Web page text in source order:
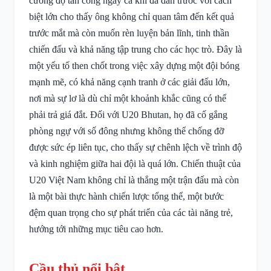
biệt lớn cho thấy ông không chỉ quan tâm đến kết quả
trước mắt mà còn muốn rèn luyện bản lĩnh, tinh thần
chiến đấu và khả năng tập trung cho các học trò. Đây là
một yếu tố then chốt trong việc xây dựng một đội bóng
mạnh mẽ, có khả năng cạnh tranh ở các giải đấu lớn,
nơi mà sự lơ là dù chỉ một khoảnh khắc cũng có thể
phải trả giá đắt. Đối với U20 Bhutan, họ đã cố gắng
phòng ngự với số đông nhưng không thể chống đỡ
được sức ép liên tục, cho thấy sự chênh lệch về trình độ
và kinh nghiệm giữa hai đội là quá lớn. Chiến thuật của
U20 Việt Nam không chỉ là thắng một trận đấu mà còn
là một bài thực hành chiến lược tổng thể, một bước
đệm quan trọng cho sự phát triển của các tài năng trẻ,
hướng tới những mục tiêu cao hơn.